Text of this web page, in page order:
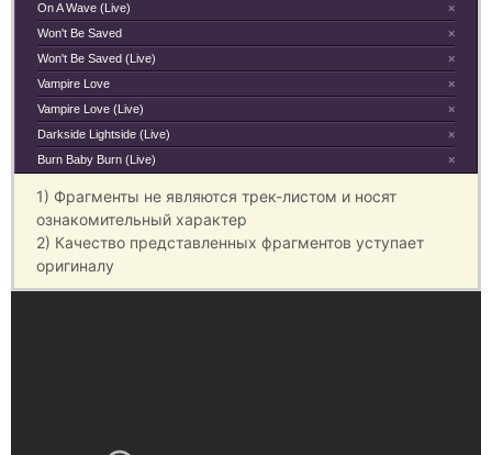
×
On A Wave (Live)
×
Won't Be Saved
×
Won't Be Saved (Live)
×
Vampire Love
×
Vampire Love (Live)
×
Darkside Lightside (Live)
×
Burn Baby Burn (Live)
1) Фрагменты не являются трек-листом и носят
ознакомительный характер
2) Качество представленных фрагментов уступает
оригиналу